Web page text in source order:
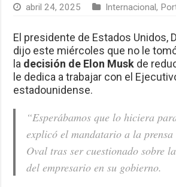
abril 24, 2025 Internacional,
El presidente de Estados Unidos,
dijo este miércoles que no le
la decisión de Elon Musk de
le dedica a trabajar con el
estadounidense.
“Esperábamos que lo hiciera
explicó el mandatario a la prensa
Oval tras ser cuestionado sobre
del empresario en su gobierno.